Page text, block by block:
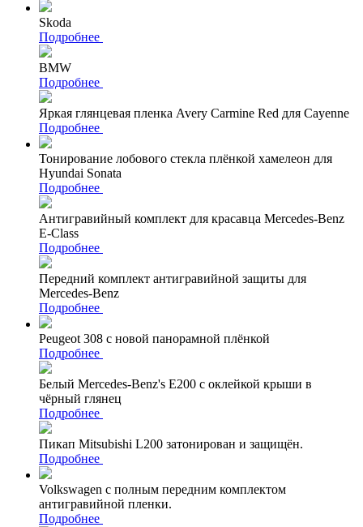
Skoda
Подробнее
BMW
Подробнее
Яркая глянцевая пленка Avery Carmine Red для Cayenne
Подробнее
Тонирование лобового стекла плёнкой хамелеон для
Hyundai Sonata
Подробнее
Антигравийный комплект для красавца Mercedes-Benz
E-Class
Подробнее
Передний комплект антигравийной защиты для
Mercedes-Benz
Подробнее
Peugeot 308 с новой панорамной плёнкой
Подробнее
Белый Mercedes-Benz's Е200 с оклейкой крыши в
чёрный глянец
Подробнее
Пикап Mitsubishi L200 затонирован и защищён.
Подробнее
Volkswagen с полным передним комплектом
антигравийной пленки.
Подробнее